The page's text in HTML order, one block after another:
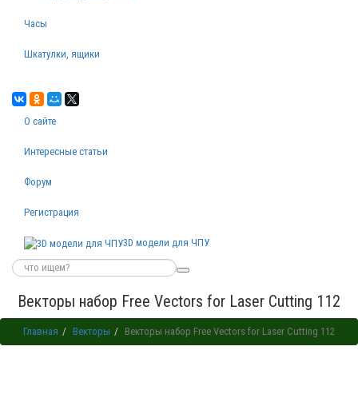
Часы
Шкатулки, ящики
О сайте
Интересные статьи
Форум
Регистрация
3D модели для ЧПУ
Векторы набор Free Vectors for Laser Cutting 112
Главная Векторы Векторы набор Free Vectors for Laser Cutting 112